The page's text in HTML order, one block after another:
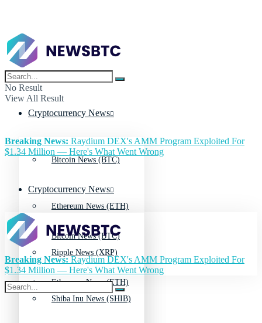
No Result
View All Result
Cryptocurrency News
Bitcoin News (BTC)
Ethereum News (ETH)
Ripple News (XRP)
Shiba Inu News (SHIB)
Breaking News: Raydium DEX's AMM Program Exploited For
$1.34 Million — Here's What Went Wrong
Cryptocurrency News
Bitcoin News (BTC)
Ethereum News (ETH)
Breaking News:Raydium DEX's AMM Program Exploited For
$1.34 Million — Here's What Went Wrong